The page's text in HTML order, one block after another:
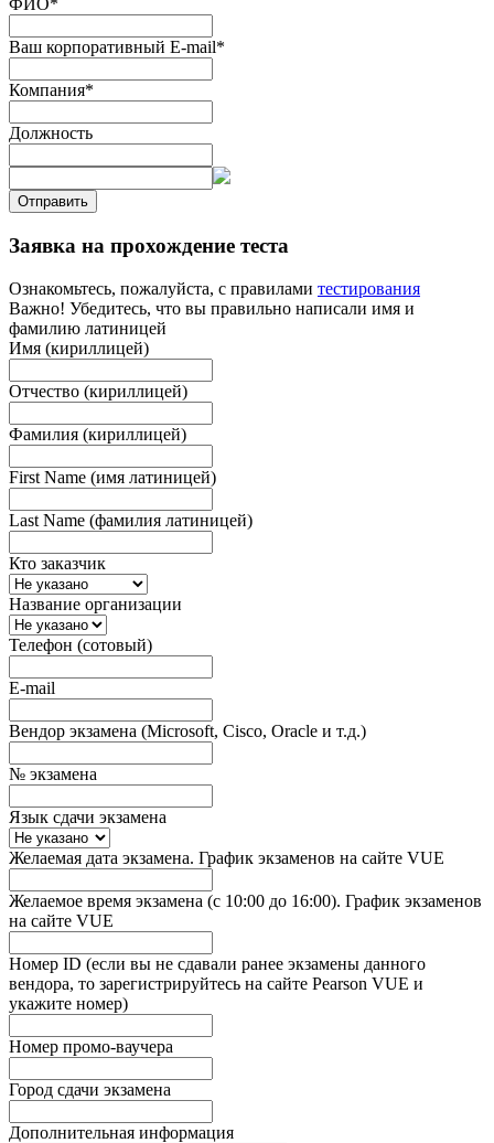
ФИО*
Ваш корпоративный E-mail*
Компания*
Должность
Отправить
Заявка на прохождение теста
Ознакомьтесь, пожалуйста, с правилами тестирования
Важно! Убедитесь, что вы правильно написали имя и
фамилию латиницей
Имя (кириллицей)
Отчество (кириллицей)
Фамилия (кириллицей)
First Name (имя латиницей)
Last Name (фамилия латиницей)
Кто заказчик
Название организации
Телефон (сотовый)
E-mail
Вендор экзамена (Microsoft, Cisco, Oracle и т.д.)
№ экзамена
Язык сдачи экзамена
Желаемая дата экзамена. График экзаменов на сайте VUE
Желаемое время экзамена (с 10:00 до 16:00). График экзаменов
на сайте VUE
Номер ID (если вы не сдавали ранее экзамены данного
вендора, то зарегистрируйтесь на сайте Pearson VUE и
укажите номер)
Номер промо-ваучера
Город сдачи экзамена
Дополнительная информация